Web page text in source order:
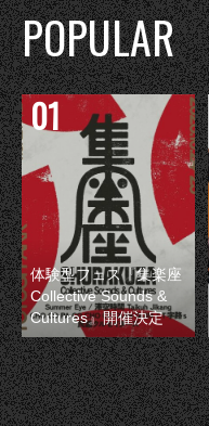
POPULAR
体験型フェス『集楽座
Collective Sounds &
Cultures』開催決定